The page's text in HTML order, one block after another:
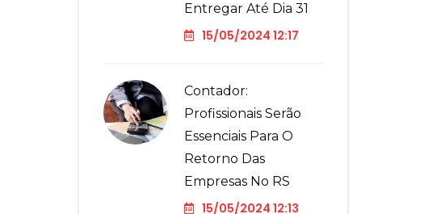
Entregar Até Dia 31
15/05/2024 12:17
Contador:
Profissionais Serão
Essenciais Para O
Retorno Das
Empresas No RS
15/05/2024 12:13